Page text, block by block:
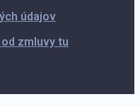
údajov
zmluvy tu